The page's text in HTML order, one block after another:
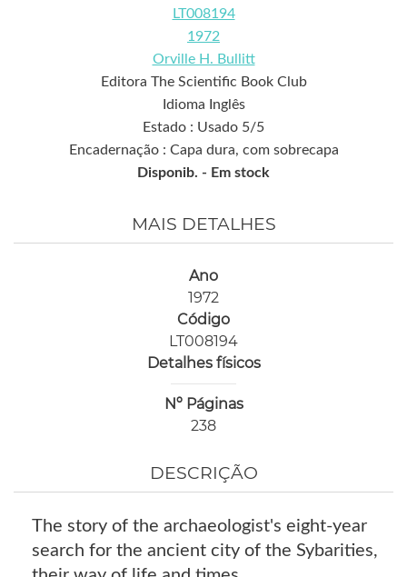
LT008194
1972
Orville H. Bullitt
Editora The Scientific Book Club
Idioma Inglês
Estado : Usado 5/5
Encadernação : Capa dura, com sobrecapa
Disponib. - Em stock
MAIS DETALHES
Ano
1972
Código
LT008194
Detalhes físicos
Nº Páginas
238
DESCRIÇÃO
The story of the archaeologist's eight-year
search for the ancient city of the Sybarities,